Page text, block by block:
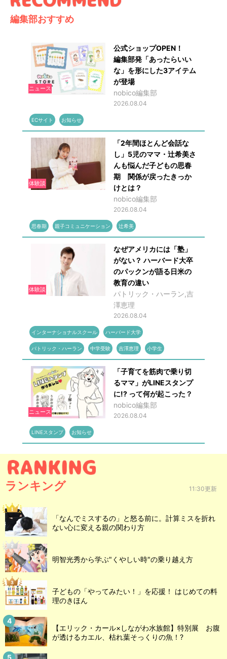
編集部おすすめ
ニュース
公式ショップOPEN！
編集部発「あったらいい
な」を形にした3アイテム
が登場
nobico編集部
2026.08.04
ECサイト お知らせ
体験談
「2年間ほとんど会話な
し」5児のママ・辻希美さ
んも悩んだ子どもの思春
期 関係が戻ったきっか
けとは？
nobico編集部
2026.08.04
思春期 親子コミュニケーション 辻希美
体験談
なぜアメリカには「塾」
がない？ ハーバード大卒
のパックンが語る日米の
教育の違い
パトリック・ハーラン,吉
澤恵理
2026.08.04
インターナショナルスクール ハーバード大学
パトリック・ハーラン 中学受験 吉澤恵理 小学生
ニュース
「子育てを筋肉で乗り切
るママ」がLINEスタンプ
に!? って何が起こった？
nobico編集部
2026.08.04
LINEスタンプ お知らせ
ランキング 11:30更新
「なんでミスするの」と怒る前に。計算ミスを折れ
ない心に変える親の関わり方
明智光秀から学ぶ"くやしい時"の乗り越え方
子どもの「やってみたい！」を応援！ はじめての料
理のきほん
【エリック・カール×しながわ水族館】特別展 お腹
が透けるカエル、枯れ葉そっくりの魚！?